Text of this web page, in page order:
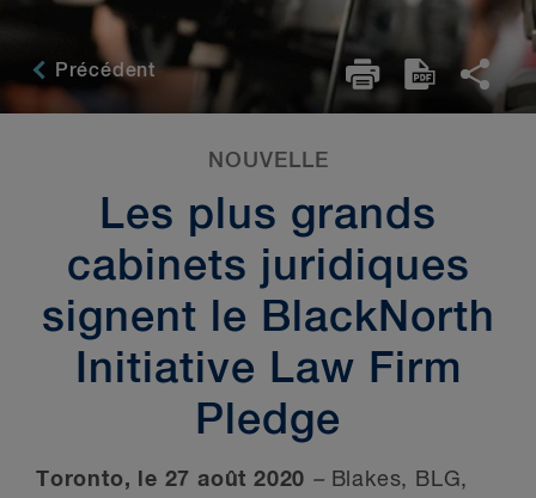
Précédent
NOUVELLE
Les plus grands
cabinets juridiques
signent le BlackNorth
Initiative Law Firm
Pledge
Toronto, le 27 août 2020 –Blakes, BLG,